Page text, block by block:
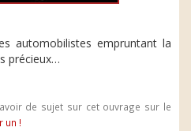
automobilistes empruntant la
précieux…
de sujet sur cet ouvrage sur le
un !